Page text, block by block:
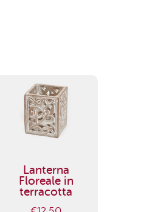
Lanterna
Floreale in
terracotta